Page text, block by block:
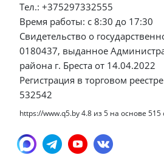
Тел.: +375297332555
Время работы: с 8:30 до 17:30
Свидетельство о
0180437, выданное
района г. Бреста от 14.04.2022
Регистрация в торговом
532542
https://www.q5.by4.8 из5 на основе 515